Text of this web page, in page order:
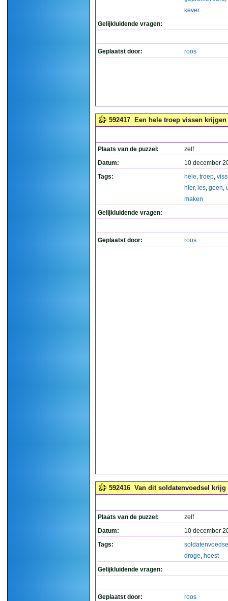
kever
Gelijkluidende vragen:
Geplaatst door: roos
592417 Een hele troep vissen
Plaats van de puzzel:
zelf
Datum:
10 december
Tags:
hele, troep,
hier, les, geen,
maken
Gelijkluidende vragen:
Geplaatst door: roos
592416 Van dit soldatenvoedsel krijg
Plaats van de puzzel:
zelf
Datum:
10 december
Tags:
droge, hoest
Gelijkluidende vragen:
Geplaatst door: roos